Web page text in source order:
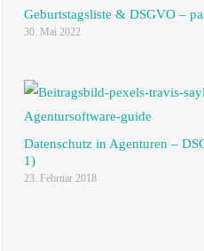
Geburtstagsliste & DSGVO –
30. Mai 2022
Datenschutz in Agenturen –
1)
23. Februar 2018